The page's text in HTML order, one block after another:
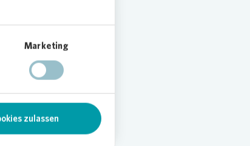
Marketing
zulassen